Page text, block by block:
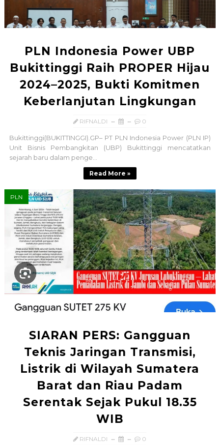
PLN Indonesia Power UBP
Bukittinggi Raih PROPER Hijau
2024–2025, Bukti Komitmen
Keberlanjutan Lingkungan
RIFNALDI 0
Bukittinggi(BUKITTINGGI).GP– PT PLN Indonesia Power (PLN IP)
Unit Bisnis Pembangkitan (UBP) Bukittinggi mencatatkan
sejarah baru dalam penge...
Read More »
PLN
SIARAN PERS: Gangguan
Teknis Jaringan Transmisi,
Listrik di Wilayah Sumatera
Barat dan Riau Padam
Serentak Sejak Pukul 18.35
WIB
RIFNALDI 0